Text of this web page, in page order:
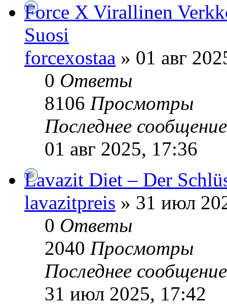
Force X Virallinen
Suosi
forcexostaa » 01 авг
0 Ответы
8106 Просмотры
Последнее
01 авг 2025, 17:36
Lavazit Diet – Der
lavazitpreis » 31 июл
0 Ответы
2040 Просмотры
Последнее
31 июл 2025, 17:42